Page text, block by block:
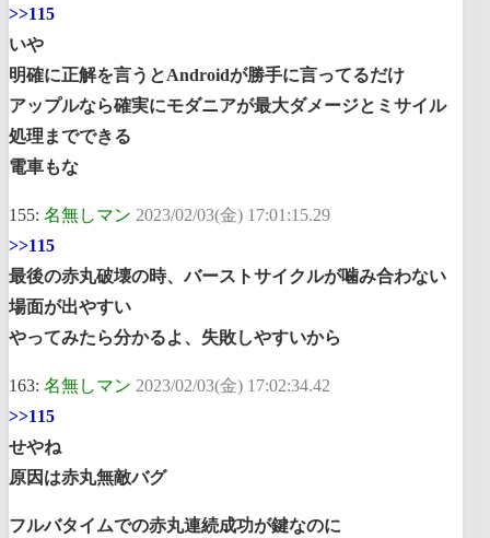
>>115
いや
明確に正解を言うとAndroidが勝手に言ってるだけ
アップルなら確実にモダニアが最大ダメージとミサイル
処理までできる
電車もな
155: 名無しマン 2023/02/03(金) 17:01:15.29
>>115
最後の赤丸破壊の時、バーストサイクルが噛み合わない
場面が出やすい
やってみたら分かるよ、失敗しやすいから
163: 名無しマン 2023/02/03(金) 17:02:34.42
>>115
せやね
原因は赤丸無敵バグ
フルバタイムでの赤丸連続成功が鍵なのに